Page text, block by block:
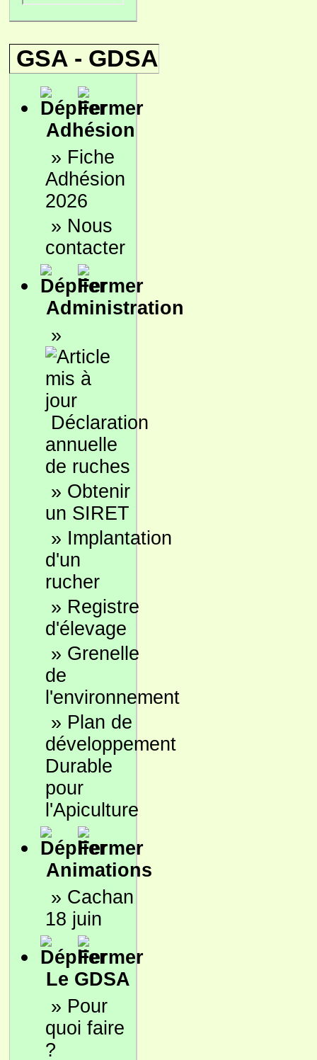
GSA - GDSA
Adhésion
» Fiche
Adhésion
2026
» Nous
contacter
Administration
»
Déclaration
annuelle
de ruches
» Obtenir
un SIRET
» Implantation
d'un
rucher
» Registre
d'élevage
» Grenelle
de
l'environnement
» Plan de
développement
Durable
pour
l'Apiculture
Animations
» Cachan
18 juin
Le GDSA
» Pour
quoi faire
?